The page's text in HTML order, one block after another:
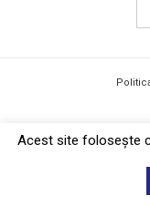
Acest site foloseşte